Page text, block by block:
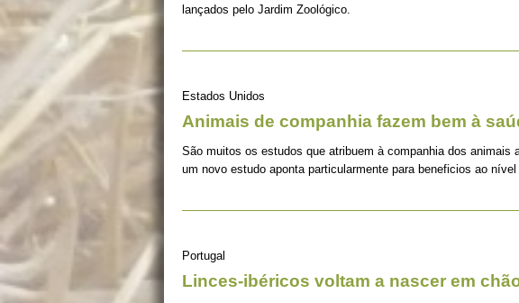
lançados pelo Jardim Zoológico.
Estados Unidos
Animais de companhia fazem bem à
São muitos os estudos que atribuem à companhia dos animais
um novo estudo aponta particularmente para beneficios ao
Portugal
Linces-ibéricos voltam a nascer em